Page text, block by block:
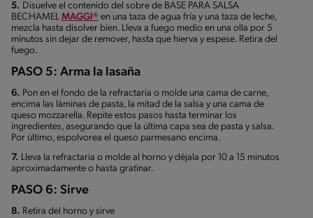
5. Disuelve el contenido del sobre de BASE PARA SALSA
BECHAMEL MAGGI® en una taza de agua fría y una taza de leche,
mezcla hasta disolver bien. Lleva a fuego medio en una olla por 5
minutos sin dejar de remover, hasta que hierva y espese. Retira del
fuego.
PASO 5: Arma la lasaña
6. Pon en el fondo de la refractaria o molde una cama de carne,
encima las láminas de pasta, la mitad de la salsa y una cama de
queso mozzarella. Repite estos pasos hasta terminar los
ingredientes, asegurando que la última capa sea de pasta y salsa.
Por último, espolvorea el queso parmesano encima.
7. Lleva la refractaria o molde al horno y déjala por 10 a 15 minutos
aproximadamente o hasta gratinar.
PASO 6: Sirve
8. Retira del horno y sirve